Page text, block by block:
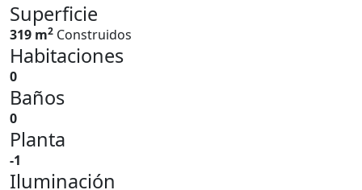
Superficie
319 m2 Construidos
Habitaciones
0
Baños
0
Planta
-1
Iluminación